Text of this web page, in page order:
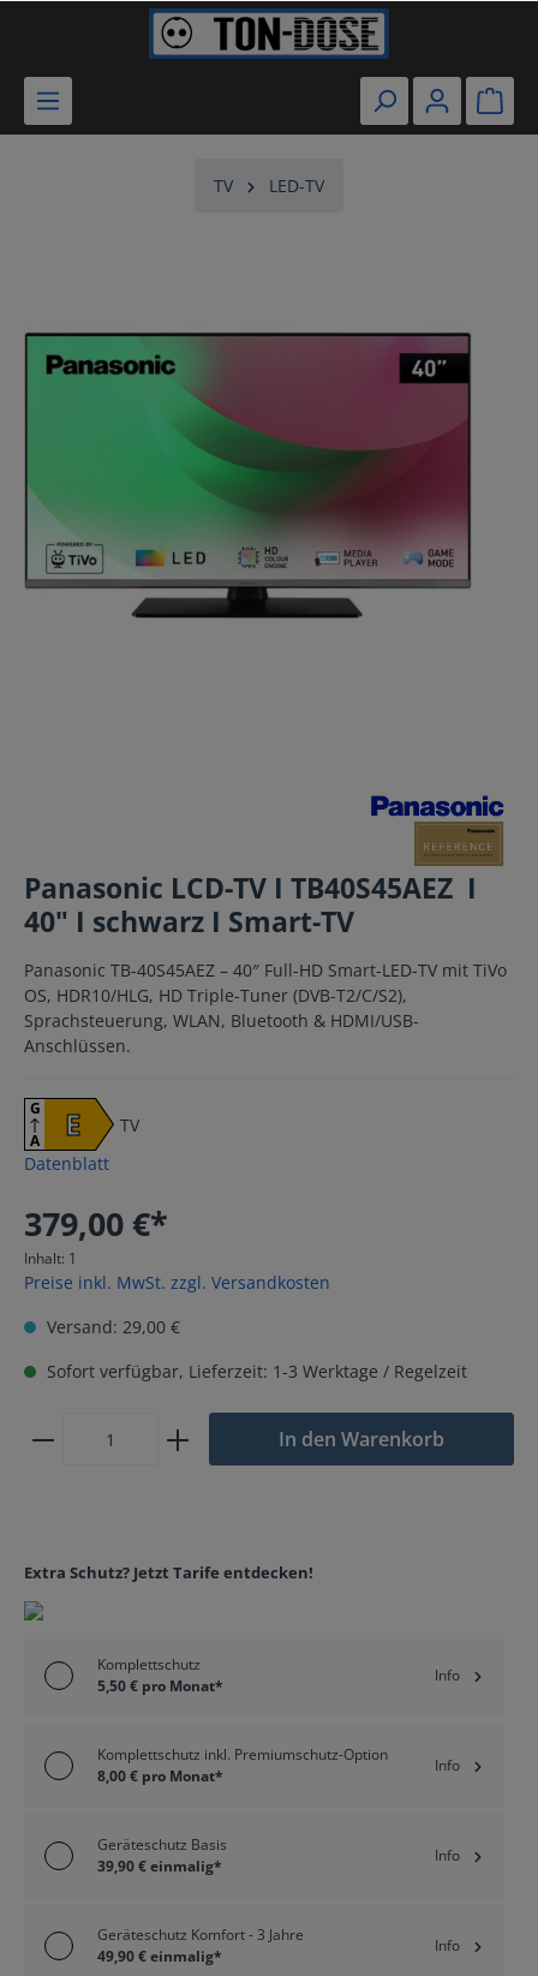
TV LED-TV
Panasonic LCD-TV I TB40S45AEZ I
40" I schwarz I Smart-TV
Panasonic TB-40S45AEZ – 40″ Full-HD Smart-LED-TV mit TiVo
OS, HDR10/HLG, HD Triple-Tuner (DVB-T2/C/S2),
Sprachsteuerung, WLAN, Bluetooth & HDMI/USB-
Anschlüssen.
E
G
A
TV
Datenblatt
379,00 €*
Inhalt: 1
Preise inkl. MwSt. zzgl. Versandkosten
Versand: 29,00 €
Sofort verfügbar, Lieferzeit: 1-3 Werktage / Regelzeit
In den Warenkorb
Extra Schutz? Jetzt Tarife entdecken!
Komplettschutz
5,50 € pro Monat*
Info
Komplettschutz inkl. Premiumschutz-Option
8,00 € pro Monat*
Info
Geräteschutz Basis
39,90 € einmalig*
Info
Geräteschutz Komfort - 3 Jahre
49,90 € einmalig*
Info